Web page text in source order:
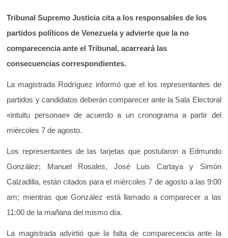
Tribunal Supremo Justicia cita a los responsables de los
partidos políticos de Venezuela y advierte que la no
comparecencia ante el Tribunal, acarreará las
consecuencias correspondientes.
La magistrada Rodríguez informó que el los representantes de
partidos y candidatos deberán comparecer ante la Sala Electoral
«intuitu personae» de acuerdo a un cronograma a partir del
miércoles 7 de agosto.
Los representantes de las tarjetas que postularon a Edmundo
González; Manuel Rosales, José Luis Cartaya y Simón
Calzadilla, están citados para el miércoles 7 de agosto a las 9:00
am; mientras que González está llamado a comparecer a las
11:00 de la mañana del mismo día.
La magistrada advirtió que la falta de comparecencia ante la